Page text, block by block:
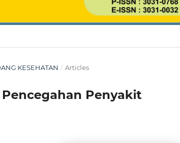
KESEHATAN / Articles
Penyakit